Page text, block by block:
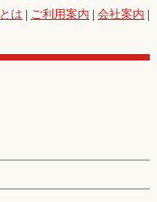
とは | ご利用案内 | 会社案内 |